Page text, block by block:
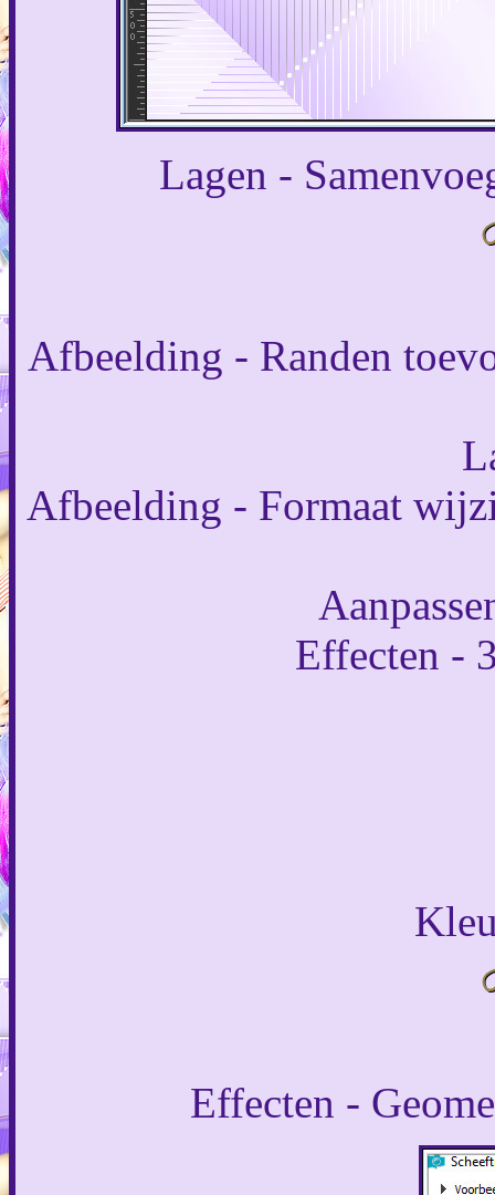
Lagen -
Afbeelding - Randen
Afbeelding - Formaat
Effecten -
Effecten -